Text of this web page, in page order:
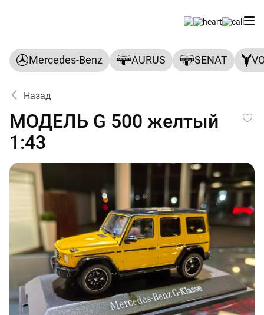
Mercedes-Benz AURUS SENAT
Назад
МОДЕЛЬ G 500 желтый 1:43
МОДЕЛЬ G 500 желтый
1:43